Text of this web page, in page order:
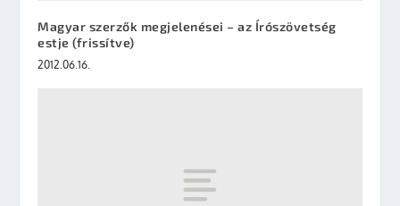
Magyar szerzők megjelenései – az Írószövetség
estje (frissítve)
2012.06.16.